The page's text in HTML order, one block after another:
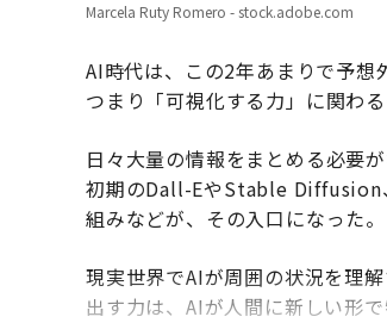
Marcela Ruty Romero - stock.adobe.com
AI時代は、この2年あまりで予想
つまり「可視化する力」に関わる
日々大量の情報をまとめる必要
初期のDall-EやStable Diffusion
組みなどが、その入口になった。
現実世界でAIが周囲の状況を理
出す力は、AIが人間に新しい形